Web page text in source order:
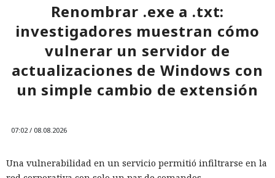
Renombrar .exe a .txt:
investigadores muestran cómo
vulnerar un servidor de
actualizaciones de Windows con
un simple cambio de extensión
07:02 / 08.08.2026
Una vulnerabilidad en un servicio permitió infiltrarse en la